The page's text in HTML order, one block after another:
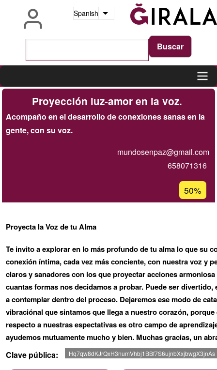
Spanish Lista adicional de acciones
navigation
Proyección luz-amor en la voz.
Acompaño en el desarrollo de conexiones sanas en la
gente, con su voz.
mundosenpaz@gmail.com
658071316
de
50%
Proyecta la Voz de tu Alma
Te invito a explorar en lo más profundo de tu alma lo que su
conexión íntima, cada vez más conciente, con nuestra voz y
claros y sanadores con los que proyectar acciones
cuantas formas nos decidamos a probar. Puede ser
a contemplar dentro del proceso. Dejaremos ese modo de
vibraciónal que sintamos que llega a nuestro corazón,
respecto a nuestras espectativas es otro campo de
ayudemos mutuamente mucho y bien. Muchas gracias, un
Clave pública Hq7qw8dKJrQxH3numVhbj1BBf7S6ujnbXxjbwgX3jnAs